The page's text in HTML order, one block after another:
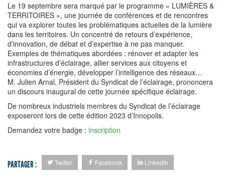
Le 19 septembre sera marqué par le programme « LUMIÈRES &
TERRITOIRES », une journée de conférences et de rencontres
qui va explorer toutes les problématiques actuelles de la lumière
dans les territoires. Un concentré de retours d’expérience,
d’innovation, de débat et d’expertise à ne pas manquer.
Exemples de thématiques abordées : rénover et adapter les
infrastructures d’éclairage, allier services aux citoyens et
économies d’énergie, développer l’intelligence des réseaux…
M. Julien Arnal, Président du Syndicat de l’éclairage, prononcera
un discours inaugural de cette journée spécifique éclairage.
De nombreux industriels membres du Syndicat de l’éclairage
exposeront lors de cette édition 2023 d’Innopolis.
Demandez votre badge : inscription
PARTAGER : Twitter Facebook LinkedIn